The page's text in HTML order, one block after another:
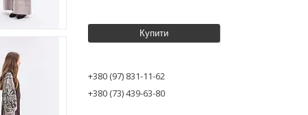
Купити
+380 (97) 831-11-62
+380 (73) 439-63-80